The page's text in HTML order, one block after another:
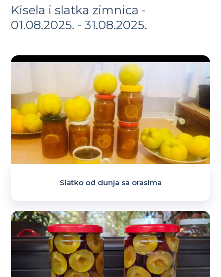
Kisela i slatka zimnica -
01.08.2025. - 31.08.2025.
Slatko od dunja sa orasima